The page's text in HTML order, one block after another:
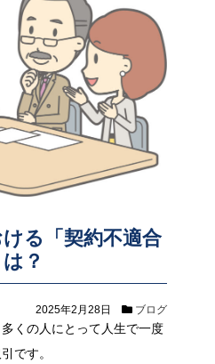
る「契約不適合
？
2025年2月28日 ブログ
くの人にとって人生で一度
です。